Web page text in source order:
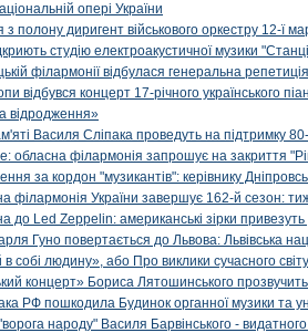
опері України
з полону диригент військового оркестру 12-ї
студію електроакустичної музики
філармонії відбулася генеральна
відбувся концерт 17-річного українського
відродження»
Василя Сліпака проведуть на підтримку
обласна філармонія запрошує на закриття
за кордон "музикантів": керівнику
філармонія України завершує 162-й сезон:
до Led Zeppelin: американські зірки
Гуно повертається до Львова: Львівська
собі людину», або Про виклики сучасного світу
концерт» Бориса Лятошинського
РФ пошкодила Будинок органної музики та
народу" Василя Барвінського -